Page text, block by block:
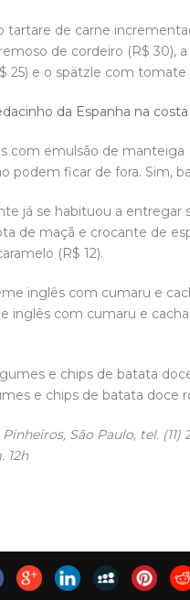
tartare de carne
de cordeiro (R$ 30),
25) e o spätzle com tomate
da Espanha na
com emulsão de manteiga
podem ficar de fora. Sim,
já se habituou a entregar
de maçã e crocante de
(R$ 12).
inglês com cumaru e
e chips de batata doce
São Paulo, tel. (11)
12h